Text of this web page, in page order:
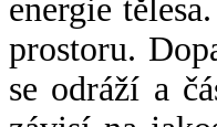
energie
prostoru.
se odráží a